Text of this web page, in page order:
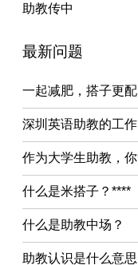
助教传中
最新问题
一起减肥，搭子更配
深圳英语助教的工
作为大学生助教，
什么是米搭子？****
什么是助教中场？
助教认识是什么意思